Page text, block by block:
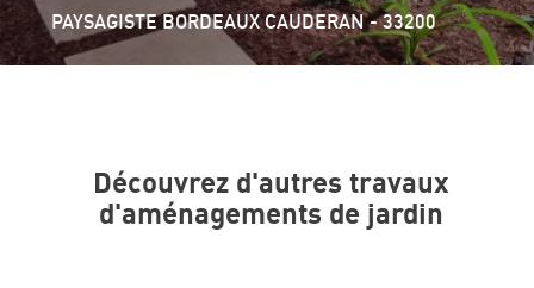
POSE TERRASSE GIRONDE
Découvrez d'autres travaux
d'aménagements de jardin